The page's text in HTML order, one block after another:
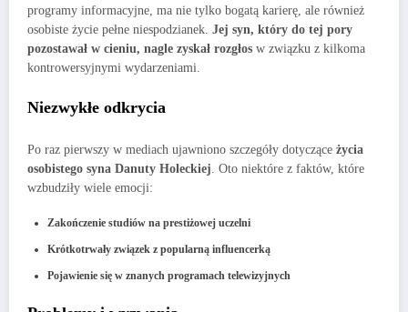
programy informacyjne, ma nie tylko bogatą karierę, ale również
osobiste życie pełne niespodzianek. Jej syn, który do tej pory
pozostawał w cieniu, nagle zyskał rozgłos w związku z kilkoma
kontrowersyjnymi wydarzeniami.
Niezwykłe odkrycia
Po raz pierwszy w mediach ujawniono szczegóły dotyczące życia
osobistego syna Danuty Holeckiej. Oto niektóre z faktów, które
wzbudziły wiele emocji:
Zakończenie studiów na prestiżowej uczelni
Krótkotrwały związek z popularną influencerką
Pojawienie się w znanych programach telewizyjnych